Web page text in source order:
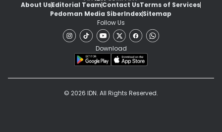
About UsEditorial TeamContact UsTerms of Services
Pedoman Media SiberIndexSitemap
Follow Us
Download
© 2026 IDN. All Rights Reserved.